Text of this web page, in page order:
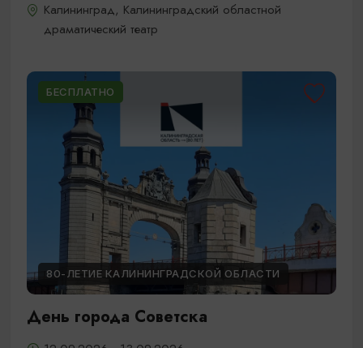
Калининград, Калининградский областной
драматический театр
БЕСПЛАТНО
80-ЛЕТИЕ КАЛИНИНГРАДСКОЙ ОБЛАСТИ
День города Советска